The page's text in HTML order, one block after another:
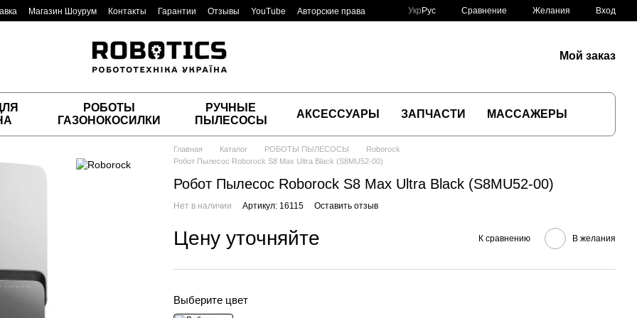
Магазин Шоурум Контакты Гарантии Отзывы YouTube
Авторские права
Укр Рус Сравнение Желания Вход
Мой заказ
РОБОТЫ
ГАЗОНОКОСИЛКИ
РУЧНЫЕ
ПЫЛЕСОСЫ
АКСЕССУАРЫ ЗАПЧАСТИ МАССАЖЕРЫ
Главная Каталог РОБОТЫ ПЫЛЕСОСЫ
Roborock
Робот Пылесос Roborock S8 Max Ultra Black (S8MU52-00)
Робот Пылесос Roborock S8 Max Ultra Black (S8MU52-00)
Нет в наличии Артикул: 16115 Оставить отзыв
Цену уточняйте К сравнению В желания
Выберите цвет